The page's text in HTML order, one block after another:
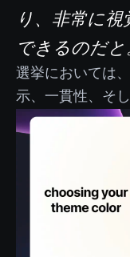
り、非常に
できるのだと
選挙においては
示、一貫性、そ